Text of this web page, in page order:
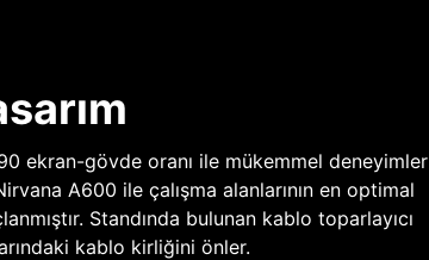
ekran-gövde oranı ile mükemmel deneyimler
A600 ile çalışma alanlarının en optimal
Standında bulunan kablo toparlayıcı
kablo kirliğini önler.